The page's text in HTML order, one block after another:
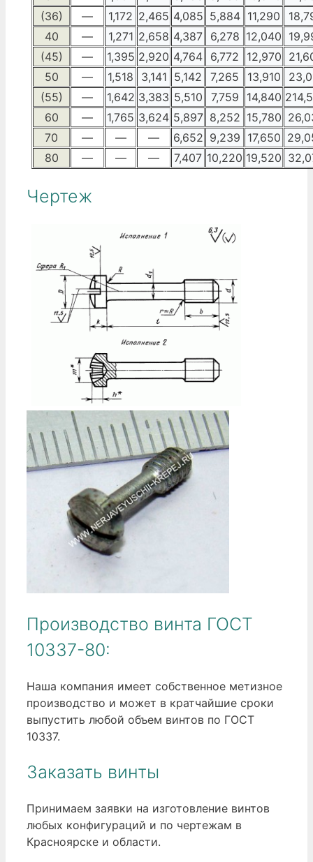
(36)
— 1,172 2,465 4,085 5,884 11,290
40
— 1,271 2,658 4,387 6,278 12,040
(45)
— 1,395 2,920 4,764 6,772 12,970
50
— 1,518 3,141 5,142 7,265 13,910
(55)
— 1,642 3,383 5,510 7,759 14,840
60
— 1,765 3,624 5,897 8,252 15,780
70
— — — 6,652 9,239 17,650
80
— — — 7,407 10,220 19,520
Чертеж
Производство винта ГОСТ
10337-80:
Наша компания имеет собственное метизное
производство и может в кратчайшие сроки
выпустить любой объем винтов по ГОСТ
10337.
Заказать винты
Принимаем заявки на изготовление винтов
любых конфигураций и по чертежам в
Красноярске и области.